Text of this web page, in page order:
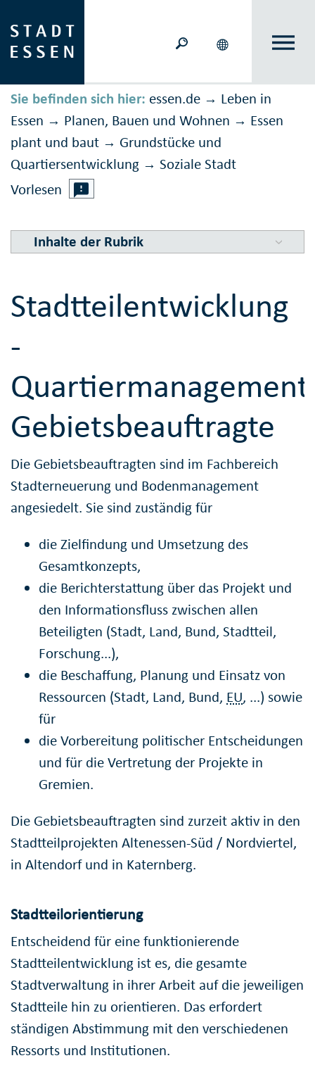
Sie befinden sich hier: essen.de → Leben in
Essen → Planen, Bauen und Wohnen → Essen
plant und baut → Grundstücke und
Quartiersentwicklung → Soziale Stadt
Vorlesen
Inhalte der Rubrik
Stadtteilentwicklung
-
Gebietsbeauftragte
Die Gebietsbeauftragten sind im Fachbereich
Stadterneuerung und Bodenmanagement
angesiedelt. Sie sind zuständig für
die Zielfindung und Umsetzung des
Gesamtkonzepts,
die Berichterstattung über das Projekt und
den Informationsfluss zwischen allen
Beteiligten (Stadt, Land, Bund, Stadtteil,
Forschung...),
die Beschaffung, Planung und Einsatz von
Ressourcen (Stadt, Land, Bund, EU, ...) sowie
für
die Vorbereitung politischer Entscheidungen
und für die Vertretung der Projekte in
Gremien.
Die Gebietsbeauftragten sind zurzeit aktiv in den
Stadtteilprojekten Altenessen-Süd / Nordviertel,
in Altendorf und in Katernberg.
Stadtteilorientierung
Entscheidend für eine funktionierende
Stadtteilentwicklung ist es, die gesamte
Stadtverwaltung in ihrer Arbeit auf die jeweiligen
Stadtteile hin zu orientieren. Das erfordert
ständigen Abstimmung mit den verschiedenen
Ressorts und Institutionen.